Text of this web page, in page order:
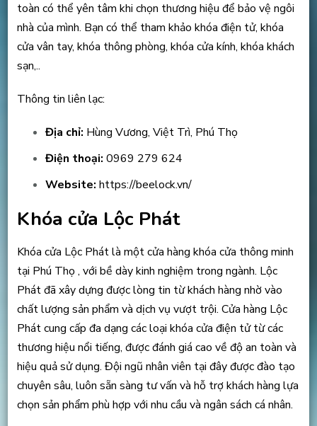
toàn có thể yên tâm khi chọn thương hiệu để bảo vệ ngôi
nhà của mình. Bạn có thể tham khảo khóa điện tử, khóa
cửa vân tay, khóa thông phòng, khóa cửa kính, khóa khách
sạn,..
Thông tin liên lạc:
Địa chỉ: Hùng Vương, Việt Trì, Phú Thọ
Điện thoại: 0969 279 624
Website: https://beelock.vn/
Khóa cửa Lộc Phát
Khóa cửa Lộc Phát là một cửa hàng khóa cửa thông minh
tại Phú Thọ , với bề dày kinh nghiệm trong ngành. Lộc
Phát đã xây dựng được lòng tin từ khách hàng nhờ vào
chất lượng sản phẩm và dịch vụ vượt trội. Cửa hàng Lộc
Phát cung cấp đa dạng các loại khóa cửa điện tử từ các
thương hiệu nổi tiếng, được đánh giá cao về độ an toàn và
hiệu quả sử dụng. Đội ngũ nhân viên tại đây được đào tạo
chuyên sâu, luôn sẵn sàng tư vấn và hỗ trợ khách hàng lựa
chọn sản phẩm phù hợp với nhu cầu và ngân sách cá nhân.